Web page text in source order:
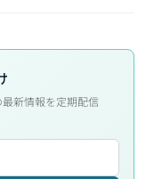
新情報を定期配信